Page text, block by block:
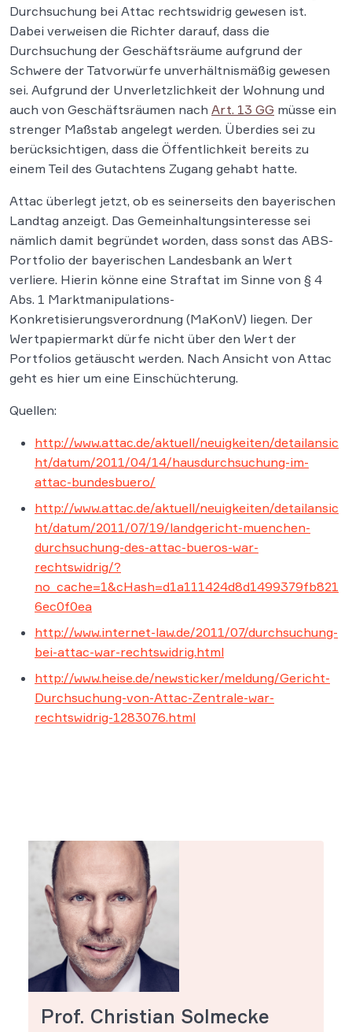
Durchsuchung bei Attac rechtswidrig gewesen ist.
Dabei verweisen die Richter darauf, dass die
Durchsuchung der Geschäftsräume aufgrund der
Schwere der Tatvorwürfe unverhältnismäßig gewesen
sei. Aufgrund der Unverletzlichkeit der Wohnung und
auch von Geschäftsräumen nach Art. 13 GG müsse ein
strenger Maßstab angelegt werden. Überdies sei zu
berücksichtigen, dass die Öffentlichkeit bereits zu
einem Teil des Gutachtens Zugang gehabt hatte.
Attac überlegt jetzt, ob es seinerseits den bayerischen
Landtag anzeigt. Das Gemeinhaltungsinteresse sei
nämlich damit begründet worden, dass sonst das ABS-
Portfolio der bayerischen Landesbank an Wert
verliere. Hierin könne eine Straftat im Sinne von § 4
Abs. 1 Marktmanipulations-
Konkretisierungsverordnung (MaKonV) liegen. Der
Wertpapiermarkt dürfe nicht über den Wert der
Portfolios getäuscht werden. Nach Ansicht von Attac
geht es hier um eine Einschüchterung.
Quellen:
http://www.attac.de/aktuell/neuigkeiten/detailansic
ht/datum/2011/04/14/hausdurchsuchung-im-
attac-bundesbuero/
http://www.attac.de/aktuell/neuigkeiten/detailansic
ht/datum/2011/07/19/landgericht-muenchen-
durchsuchung-des-attac-bueros-war-
rechtswidrig/?
no_cache=1&cHash=d1a111424d8d1499379fb821
6ec0f0ea
http://www.internet-law.de/2011/07/durchsuchung-
bei-attac-war-rechtswidrig.html
http://www.heise.de/newsticker/meldung/Gericht-
Durchsuchung-von-Attac-Zentrale-war-
rechtswidrig-1283076.html
Prof. Christian Solmecke